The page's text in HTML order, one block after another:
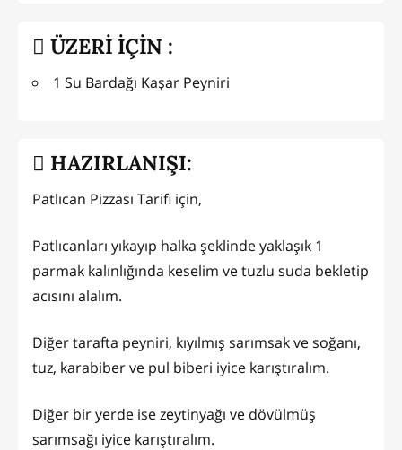
ÜZERİ İÇİN :
1 Su Bardağı Kaşar Peyniri
HAZIRLANIŞI:
Patlıcan Pizzası Tarifi için,
Patlıcanları yıkayıp halka şeklinde yaklaşık 1
parmak kalınlığında keselim ve tuzlu suda bekletip
acısını alalım.
Diğer tarafta peyniri, kıyılmış sarımsak ve soğanı,
tuz, karabiber ve pul biberi iyice karıştıralım.
Diğer bir yerde ise zeytinyağı ve dövülmüş
sarımsağı iyice karıştıralım.